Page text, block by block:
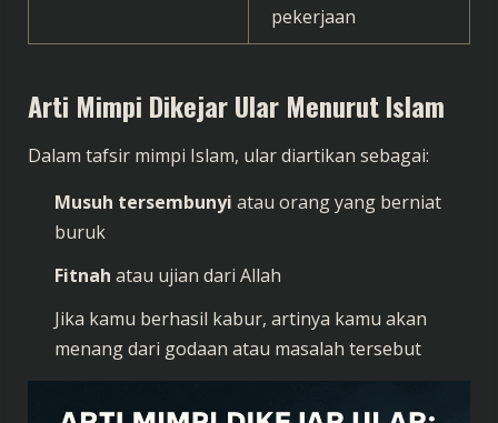
pekerjaan
Arti Mimpi Dikejar Ular Menurut Islam
Dalam tafsir mimpi Islam, ular diartikan sebagai:
Musuh tersembunyi atau orang yang berniat
buruk
Fitnah atau ujian dari Allah
Jika kamu berhasil kabur, artinya kamu akan
menang dari godaan atau masalah tersebut